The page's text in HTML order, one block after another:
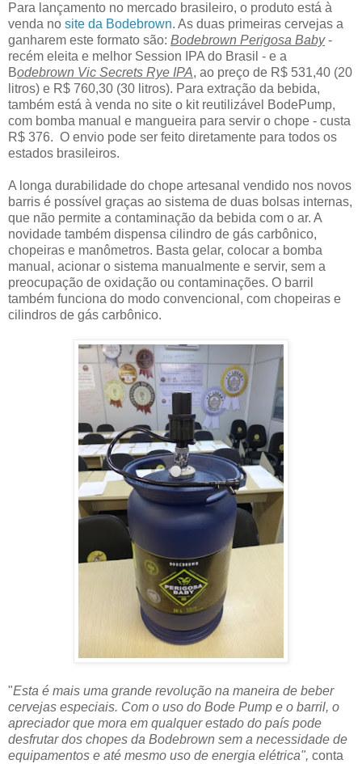
Para lançamento no mercado brasileiro, o produto está à
venda no site da Bodebrown. As duas primeiras cervejas a
ganharem este formato são: Bodebrown Perigosa Baby-
recém eleita e melhor Session IPA do Brasil - e a
Bodebrown Vic Secrets Rye IPA, ao preço de R$ 531,40 (20
litros) e R$ 760,30 (30 litros). Para extração da bebida,
também está à venda no site o kit reutilizável BodePump,
com bomba manual e mangueira para servir o chope - custa
R$ 376. O envio pode ser feito diretamente para todos os
estados brasileiros.
A longa durabilidade do chope artesanal vendido nos novos
barris é possível graças ao sistema de duas bolsas internas,
que não permite a contaminação da bebida com o ar. A
novidade também dispensa cilindro de gás carbônico,
chopeiras e manômetros. Basta gelar, colocar a bomba
manual, acionar o sistema manualmente e servir, sem a
preocupação de oxidação ou contaminações. O barril
também funciona do modo convencional, com chopeiras e
cilindros de gás carbônico.
"Esta é mais uma grande revolução na maneira de beber
cervejas especiais. Com o uso do Bode Pump e o barril, o
apreciador que mora em qualquer estado do país pode
desfrutar dos chopes da Bodebrown sem a necessidade de
equipamentos e até mesmo uso de energia elétrica", conta